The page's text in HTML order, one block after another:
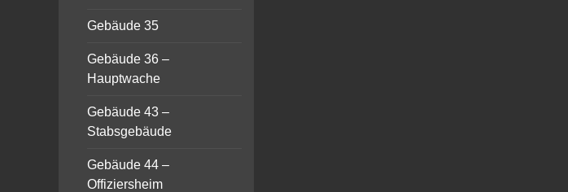
Gebäude 35
Gebäude 36 –
Hauptwache
Gebäude 43 –
Stabsgebäude
Gebäude 44 –
Offiziersheim